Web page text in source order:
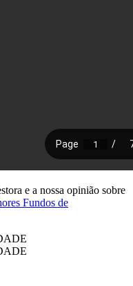
e a nossa opinião sobre
Fundos de